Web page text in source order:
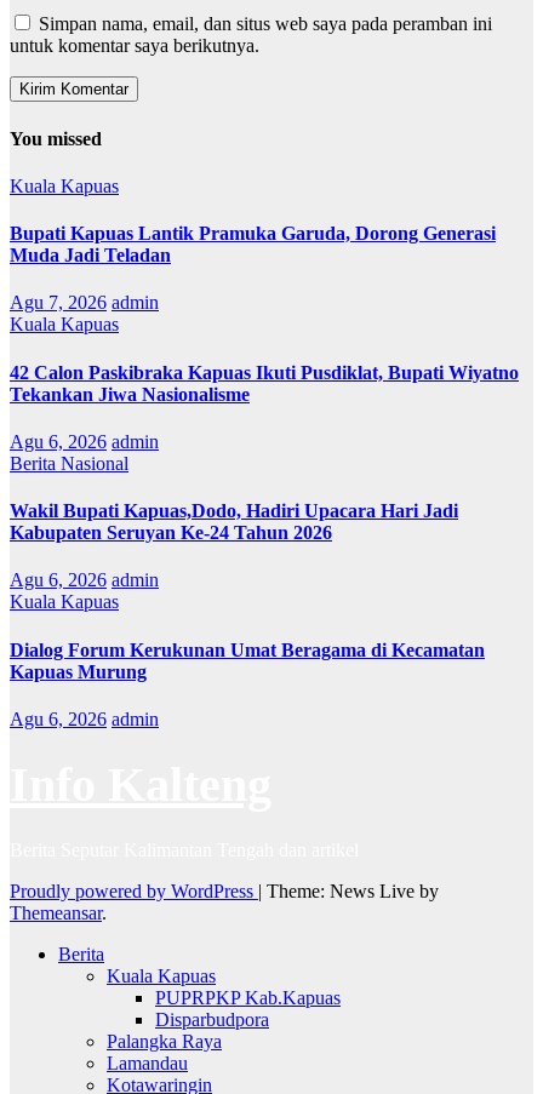
Simpan nama, email, dan situs web saya pada peramban ini
untuk komentar saya berikutnya.
You missed
Kuala Kapuas
Bupati Kapuas Lantik Pramuka Garuda, Dorong Generasi
Muda Jadi Teladan
Agu 7, 2026 admin
Kuala Kapuas
42 Calon Paskibraka Kapuas Ikuti Pusdiklat, Bupati Wiyatno
Tekankan Jiwa Nasionalisme
Agu 6, 2026 admin
Berita Nasional
Wakil Bupati Kapuas,Dodo, Hadiri Upacara Hari Jadi
Kabupaten Seruyan Ke-24 Tahun 2026
Agu 6, 2026 admin
Kuala Kapuas
Dialog Forum Kerukunan Umat Beragama di Kecamatan
Kapuas Murung
Agu 6, 2026 admin
Proudly powered by WordPress | Theme: News Live by
Themeansar.
Berita
Kuala Kapuas
PUPRPKP Kab.Kapuas
Disparbudpora
Palangka Raya
Lamandau
Kotawaringin